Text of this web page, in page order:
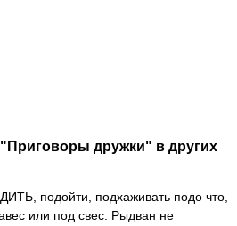
дружки" в других
подойти, подхаживать подо что,
или под свес. Рыдван не